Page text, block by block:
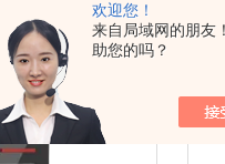
欢迎您！
来自局域网的朋友
助您的吗？
玻璃器皿清洗机